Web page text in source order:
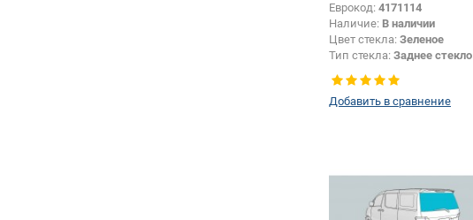
Еврокод: 4171114
Наличие: В наличии
Цвет стекла: Зеленое
Тип стекла: Заднее стекло
Добавить в сравнение